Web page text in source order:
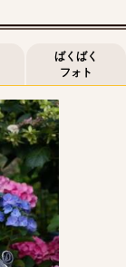
ばくばく
フォト